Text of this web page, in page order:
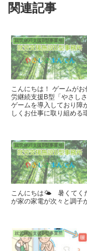
関連記事
就労継続支援B型事業所
こんにちは！ ゲームが
労継続支援B型「やさし
ゲームを導入しており障
しくお仕事に取り組める
就労継続支援B型事業所
こんにちは🌤️ 暑くてく
が家の家電が次々と調子
就労継続支援B型事業所